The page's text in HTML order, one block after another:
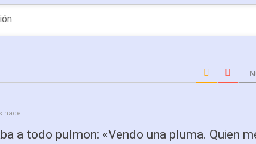
hace
a todo pulmon: «Vendo una pluma. Quien